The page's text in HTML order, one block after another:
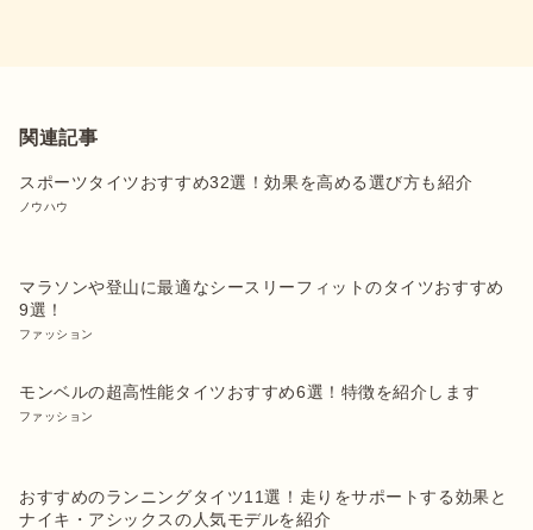
関連記事
スポーツタイツおすすめ32選！効果を高める選び方も紹介
ノウハウ
マラソンや登山に最適なシースリーフィットのタイツおすすめ
9選！
ファッション
モンベルの超高性能タイツおすすめ6選！特徴を紹介します
ファッション
おすすめのランニングタイツ11選！走りをサポートする効果と
ナイキ・アシックスの人気モデルを紹介